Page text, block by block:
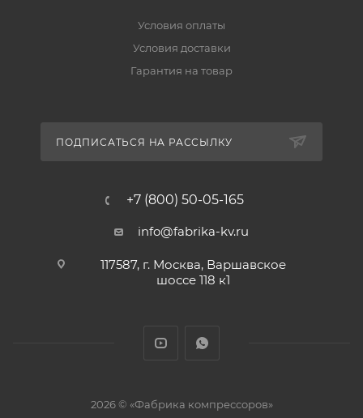
Условия оплаты
Условия доставки
Гарантия на товар
ПОДПИСАТЬСЯ НА РАССЫЛКУ
+7 (800) 50-05-165
info@fabrika-kv.ru
117587, г. Москва, Варшавское
шоссе 118 к1
2026 © «Фабрика компрессоров»